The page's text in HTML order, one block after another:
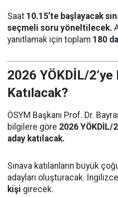
Saat 10.15’te başlayacak
seçmeli soru yöneltilecek.
yanıtlamak için toplam 180
2026 YÖKDİL/2’ye
Katılacak?
ÖSYM Başkanı Prof. Dr.
bilgilere göre 2026 YÖKDİL/
aday katılacak.
Sınava katılanların büyük
adayları oluşturacak. İngilizce
kişi girecek.